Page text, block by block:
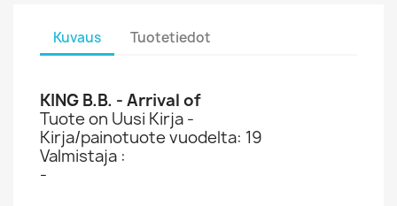
Kuvaus Tuotetiedot
KING B.B. - Arrival of
Tuote on Uusi Kirja -
Kirja/painotuote vuodelta: 19
Valmistaja :
-